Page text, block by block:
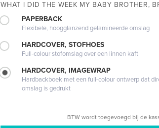
WHAT I DID THE WEEK MY BABY BROTHER,
PAPERBACK
Flexibele, hoogglanzend gelamineerde omslag
HARDCOVER, STOFHOES
Full-colour stofomslag over een linnen kaft
HARDCOVER, IMAGEWRAP
Hardbackboek met een full-colour ontwerp dat
omslag is gedrukt
BTW wordt toegevoegd bij de